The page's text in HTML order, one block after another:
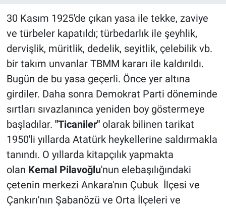
30 Kasım 1925'de çıkan yasa ile tekke, zaviye
ve türbeler kapatıldı; türbedarlık ile şeyhlik,
dervişlik, müritlik, dedelik, seyitlik, çelebilik vb.
bir takım unvanlar TBMM kararı ile kaldırıldı.
Bugün de bu yasa geçerli. Önce yer altına
girdiler. Daha sonra Demokrat Parti döneminde
sırtları sıvazlanınca yeniden boy göstermeye
başladılar. "Ticaniler"olarak bilinen tarikat
1950'li yıllarda Atatürk heykellerine saldırmakla
tanındı. O yıllarda kitapçılık yapmakta
olan Kemal Pilavoğlu'nun elebaşılığındaki
çetenin merkezi Ankara'nın Çubuk İlçesi ve
Çankırı'nın Şabanözü ve Orta İlçeleri ve